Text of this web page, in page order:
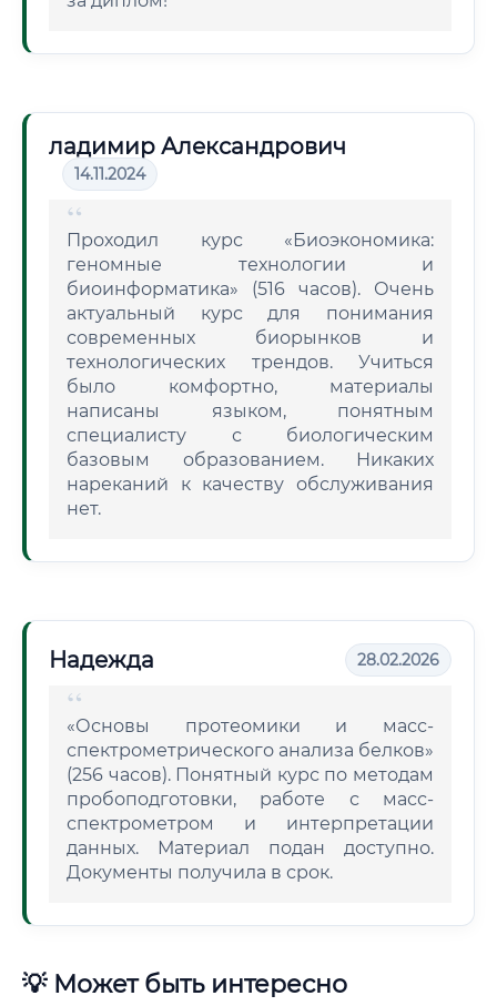
ладимир Александрович
14.11.2024
Проходил курс «Биоэкономика:
геномные технологии и
биоинформатика» (516 часов). Очень
актуальный курс для понимания
современных биорынков и
технологических трендов. Учиться
было комфортно, материалы
написаны языком, понятным
специалисту с биологическим
базовым образованием. Никаких
нареканий к качеству обслуживания
нет.
Надежда 28.02.2026
«Основы протеомики и масс-
спектрометрического анализа белков»
(256 часов). Понятный курс по методам
пробоподготовки, работе с масс-
спектрометром и интерпретации
данных. Материал подан доступно.
Документы получила в срок.
💡 Может быть интересно